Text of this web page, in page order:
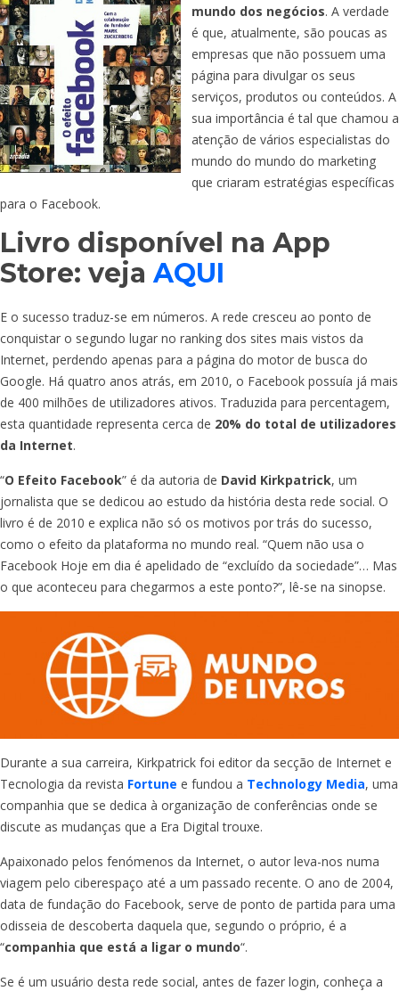
mundo dos negócios. A verdade
é que, atualmente, são poucas as
empresas que não possuem uma
página para divulgar os seus
serviços, produtos ou conteúdos. A
sua importância é tal que chamou a
atenção de vários especialistas do
mundo do mundo do marketing
que criaram estratégias específicas
para o Facebook.
Livro disponível na App
Store: veja AQUI
E o sucesso traduz-se em números. A rede cresceu ao ponto de
conquistar o segundo lugar no ranking dos sites mais vistos da
Internet, perdendo apenas para a página do motor de busca do
Google. Há quatro anos atrás, em 2010, o Facebook possuía já mais
de 400 milhões de utilizadores ativos. Traduzida para percentagem,
esta quantidade representa cerca de 20% do total de utilizadores
da Internet.
“O Efeito Facebook” é da autoria de David Kirkpatrick, um
jornalista que se dedicou ao estudo da história desta rede social. O
livro é de 2010 e explica não só os motivos por trás do sucesso,
como o efeito da plataforma no mundo real. “Quem não usa o
Facebook Hoje em dia é apelidado de “excluído da sociedade”… Mas
o que aconteceu para chegarmos a este ponto?”, lê-se na sinopse.
Durante a sua carreira, Kirkpatrick foi editor da secção de Internet e
Tecnologia da revista Fortune e fundou a Technology Media, uma
companhia que se dedica à organização de conferências onde se
discute as mudanças que a Era Digital trouxe.
Apaixonado pelos fenómenos da Internet, o autor leva-nos numa
viagem pelo ciberespaço até a um passado recente. O ano de 2004,
data de fundação do Facebook, serve de ponto de partida para uma
odisseia de descoberta daquela que, segundo o próprio, é a
“companhia que está a ligar o mundo“.
Se é um usuário desta rede social, antes de fazer login, conheça a